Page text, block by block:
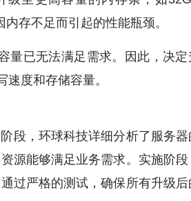
存不足而引起的性能瓶颈。
量已无法满足需求。因此，决定
度和存储容量。
段，环球科技详细分析了服务器
源能够满足业务需求。实施阶段
过严格的测试，确保所有升级后